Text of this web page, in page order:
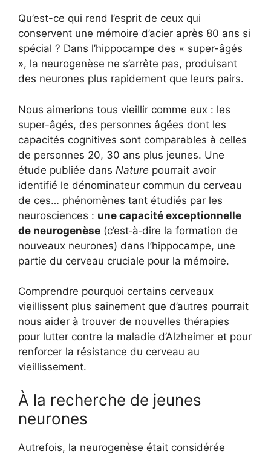
Qu’est-ce qui rend l’esprit de ceux qui
conservent une mémoire d’acier après 80 ans si
spécial ? Dans l’hippocampe des « super-âgés
», la neurogenèse ne s’arrête pas, produisant
des neurones plus rapidement que leurs pairs.
Nous aimerions tous vieillir comme eux : les
super-âgés, des personnes âgées dont les
capacités cognitives sont comparables à celles
de personnes 20, 30 ans plus jeunes. Une
étude publiée dans Nature pourrait avoir
identifié le dénominateur commun du cerveau
de ces… phénomènes tant étudiés par les
neurosciences : une capacité exceptionnelle
de neurogenèse (c’est‑à‑dire la formation de
nouveaux neurones) dans l’hippocampe, une
partie du cerveau cruciale pour la mémoire.
Comprendre pourquoi certains cerveaux
vieillissent plus sainement que d’autres pourrait
nous aider à trouver de nouvelles thérapies
pour lutter contre la maladie d’Alzheimer et pour
renforcer la résistance du cerveau au
vieillissement.
À la recherche de jeunes
neurones
Autrefois, la neurogenèse était considérée